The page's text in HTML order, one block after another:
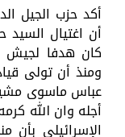
أكد حزب الجيل
أن اغتيال السيد
كان هدفا لجيش
ومنذ أن تولى
عباس ماسوى
أجله وان الله
الإسرائيلى بأن